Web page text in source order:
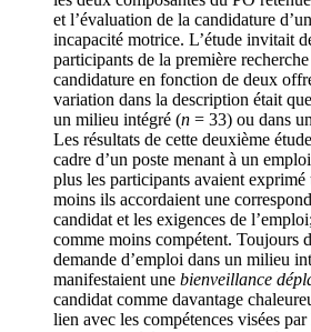
et l’évaluation de la candidature
incapacité motrice. L’étude invitait
participants de la première
candidature en fonction de deux
variation dans la description était
un milieu intégré (n = 33) ou dans
Les résultats de cette deuxième
cadre d’un poste menant à un
plus les participants avaient exprimé
moins ils accordaient une
candidat et les exigences de
comme moins compétent. Toujours
demande d’emploi dans un milieu
manifestaient une bienveillance
candidat comme davantage
lien avec les compétences visées